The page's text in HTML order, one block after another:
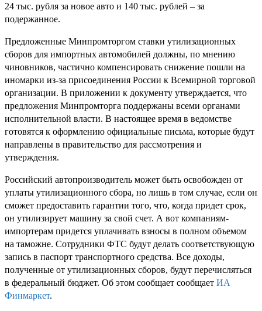
24 тыс. рубля за новое авто и 140 тыс. рублей – за
подержанное.
Предложенные Минпромторгом ставки утилизационных
сборов для импортных автомобилей должны, по мнению
чиновников, частично компенсировать снижение пошли на
иномарки из-за присоединения России к Всемирной торговой
организации. В приложении к документу утверждается, что
предложения Минпромторга поддержаны всеми органами
исполнительной власти. В настоящее время в ведомстве
готовятся к оформлению официальные письма, которые будут
направлены в правительство для рассмотрения и
утверждения.
Российский автопроизводитель может быть освобожден от
уплаты утилизационного сбора, но лишь в том случае, если он
сможет предоставить гарантии того, что, когда придет срок,
он утилизирует машину за свой счет. А вот компаниям-
импортерам придется уплачивать взносы в полном объемом
на таможне. Сотрудники ФТС будут делать соответствующую
запись в паспорт транспортного средства. Все доходы,
полученные от утилизационных сборов, будут перечисляться
в федеральный бюджет. Об этом сообщает сообщает ИА
Финмаркет.